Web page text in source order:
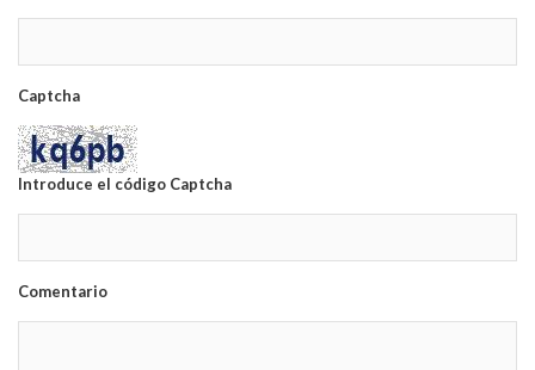
Captcha
Introduce el código Captcha
Comentario